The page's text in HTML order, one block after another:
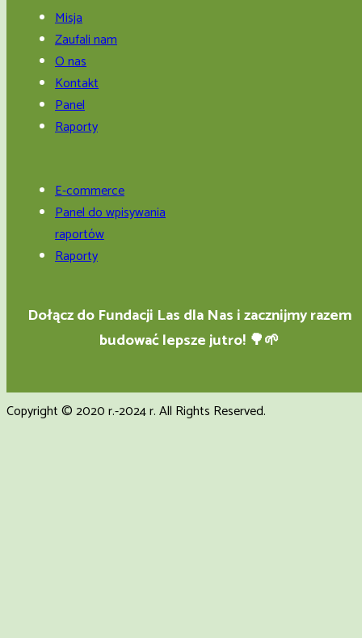
Misja
Zaufali nam
O nas
Kontakt
Panel
Raporty
E-commerce
Panel do wpisywania
raportów
Raporty
Dołącz do Fundacji Las dla Nas i zacznijmy razem
budować lepsze jutro! 🌳🌱
Copyright © 2020 r.-2024 r. All Rights Reserved.